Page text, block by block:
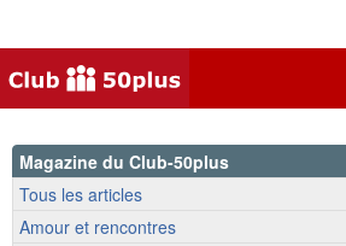
Magazine du Club-50plus
Tous les articles
Amour et rencontres